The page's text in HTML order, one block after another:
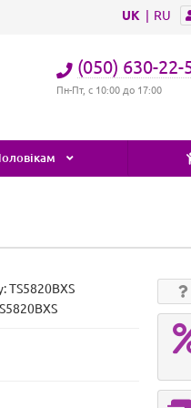
UK RU
(050) 630-22-
Пн-Пт, с 10:00 до 17:00
TS5820BXS